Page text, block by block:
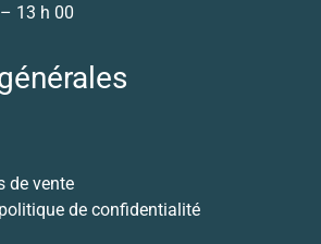
13 h 00
de vente
de confidentialité